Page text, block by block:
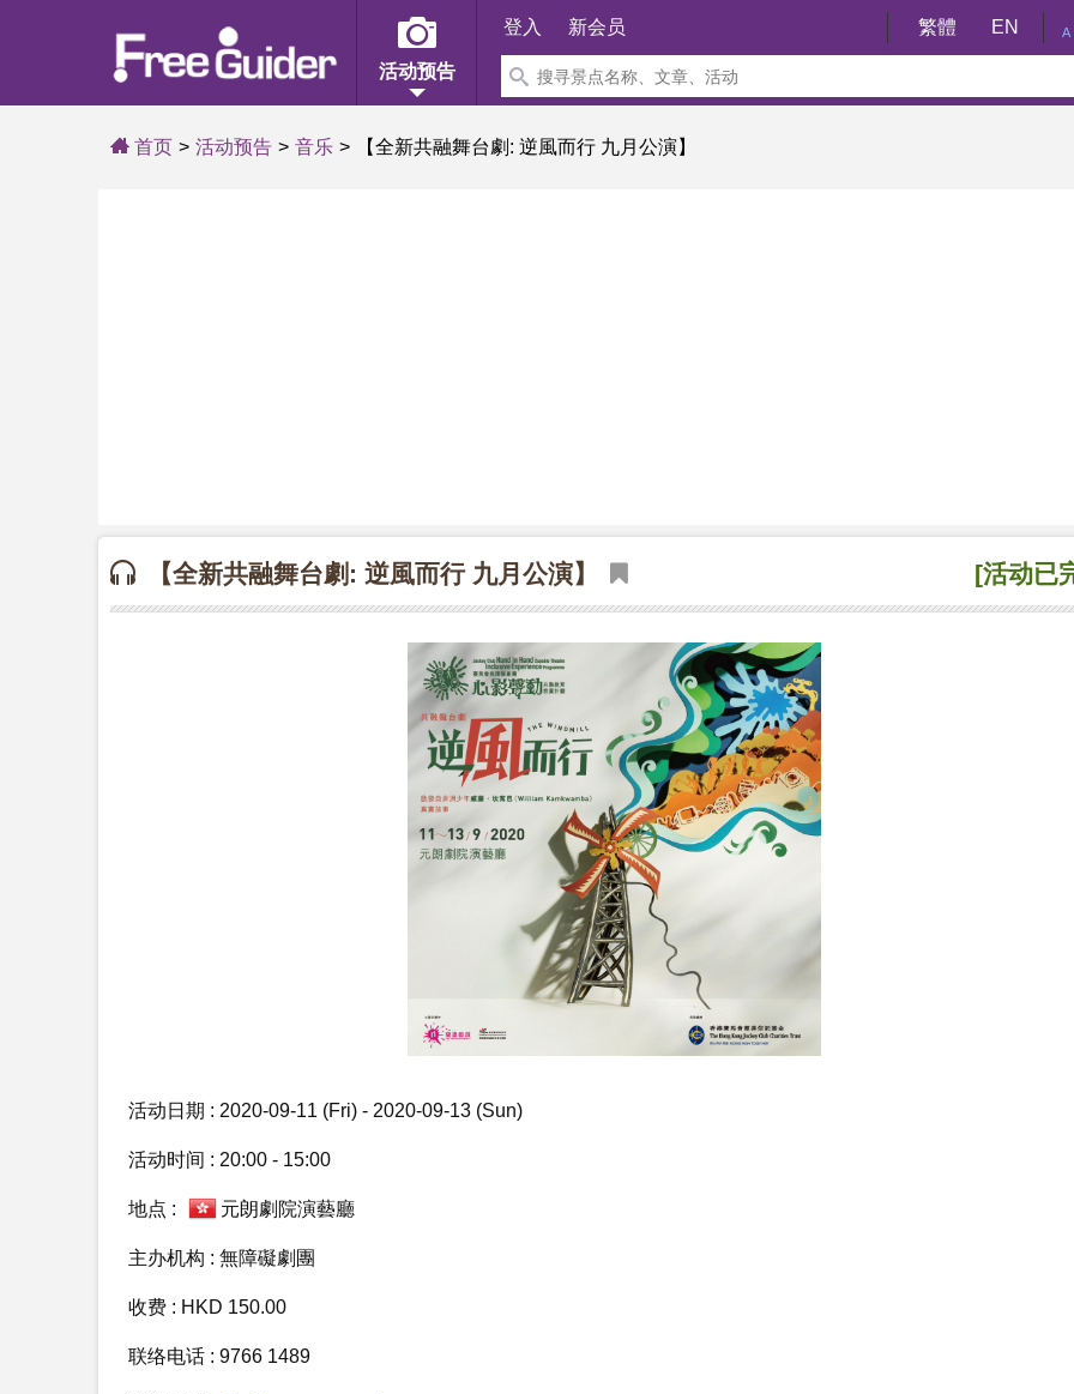
活动预告
登入 新会员 繁體 EN A
首页 活动预告 音乐 【全新共融舞台劇: 逆風而行 九月公演】
[活动已
【全新共融舞台劇: 逆風而行 九月公演】
活动日期 : 2020-09-11 (Fri) - 2020-09-13 (Sun)
活动时间 : 20:00 - 15:00
地点 : 元朗劇院演藝廳
主办机构 : 無障礙劇團
收费 : HKD 150.00
联络电话 : 9766 1489